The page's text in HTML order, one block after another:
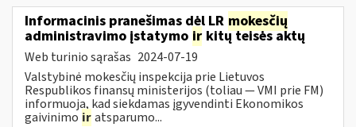
Informacinis pranešimas dėl LR mokesčių
administravimo įstatymo ir kitų teisės aktų
Web turinio sąrašas 2024-07-19
Valstybinė mokesčių inspekcija prie Lietuvos
Respublikos finansų ministerijos (toliau — VMI prie FM)
informuoja, kad siekdamas įgyvendinti Ekonomikos
gaivinimo iratsparumo...